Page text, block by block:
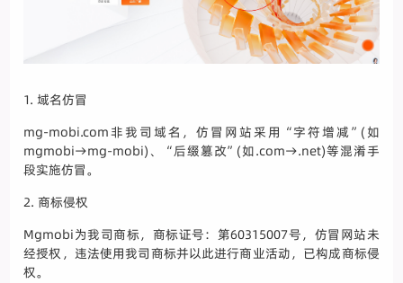
1. 域名仿冒
mg-mobi.com非我司域名，仿冒网站采用“字符增减”(如
mgmobi→mg-mobi)、“后缀篡改”(如.com→.net)等混淆手
段实施仿冒。
2. 商标侵权
Mgmobi为我司商标，商标证号：第60315007号，仿冒网站未
经授权，违法使用我司商标并以此进行商业活动，已构成商标侵
权。